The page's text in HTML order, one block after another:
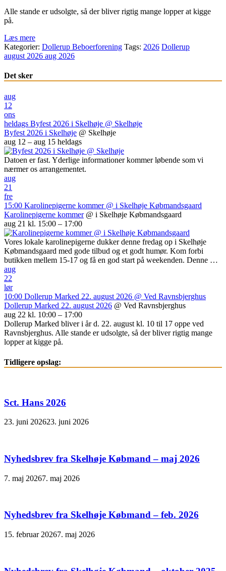
Alle stande er udsolgte, så der bliver rigtig mange lopper at kigge
på.
Læs mere
Kategorier: Dollerup Beboerforening Tags: 2026 Dollerup
august 2026 aug 2026
Det sker
aug
12
ons
heldags Byfest 2026 i Skelhøje @ Skelhøje
Byfest 2026 i Skelhøje @ Skelhøje
aug 12 – aug 15 heldags
Datoen er fast. Yderlige informationer kommer løbende som vi
nærmer os arrangementet.
aug
21
fre
15:00 Karolinepigerne kommer @ i Skelhøje Købmandsgaard
Karolinepigerne kommer @ i Skelhøje Købmandsgaard
aug 21 kl. 15:00 – 17:00
Vores lokale karolinepigerne dukker denne fredag op i Skelhøje
Købmandsgaard med gode tilbud og et godt humør. Kom forbi
butikken mellem 15-17 og få en god start på weekenden. Denne …
aug
22
lør
10:00 Dollerup Marked 22. august 2026 @ Ved Ravnsbjerghus
Dollerup Marked 22. august 2026 @ Ved Ravnsbjerghus
aug 22 kl. 10:00 – 17:00
Dollerup Marked bliver i år d. 22. august kl. 10 til 17 oppe ved
Ravnsbjerghus. Alle stande er udsolgte, så der bliver rigtig mange
lopper at kigge på.
Tidligere opslag:
Sct. Hans 2026
23. juni 202623. juni 2026
Nyhedsbrev fra Skelhøje Købmand – maj 2026
7. maj 20267. maj 2026
Nyhedsbrev fra Skelhøje Købmand – feb. 2026
15. februar 20267. maj 2026